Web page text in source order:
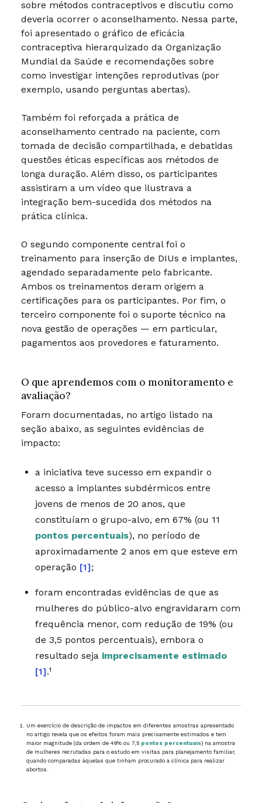
sobre métodos contraceptivos e discutiu como
deveria ocorrer o aconselhamento. Nessa parte,
foi apresentado o gráfico de eficácia
contraceptiva hierarquizado da Organização
Mundial da Saúde e recomendações sobre
como investigar intenções reprodutivas (por
exemplo, usando perguntas abertas).
Também foi reforçada a prática de
aconselhamento centrado na paciente, com
tomada de decisão compartilhada, e debatidas
questões éticas específicas aos métodos de
longa duração. Além disso, os participantes
assistiram a um vídeo que ilustrava a
integração bem-sucedida dos métodos na
prática clínica.
O segundo componente central foi o
treinamento para inserção de DIUs e implantes,
agendado separadamente pelo fabricante.
Ambos os treinamentos deram origem a
certificações para os participantes. Por fim, o
terceiro componente foi o suporte técnico na
nova gestão de operações — em particular,
pagamentos aos provedores e faturamento.
O que aprendemos com o monitoramento e
avaliação?
Foram documentadas, no artigo listado na
seção abaixo, as seguintes evidências de
impacto:
a iniciativa teve sucesso em expandir o
acesso a implantes subdérmicos entre
jovens de menos de 20 anos, que
constituíam o grupo-alvo, em 67% (ou 11
pontos percentuais), no período de
aproximadamente 2 anos em que esteve em
operação [1];
foram encontradas evidências de que as
mulheres do público-alvo engravidaram com
frequência menor, com redução de 19% (ou
de 3,5 pontos percentuais), embora o
resultado seja imprecisamente estimado
[1].¹
Um exercício de descrição de impactos em diferentes amostras apresentado
no artigo revela que os efeitos foram mais precisamente estimados e tem
maior magnitude (da ordem de 49% ou 7,5 pontos percentuais) na amostra
de mulheres recrutadas para o estudo em visitas para planejamento familiar,
quando comparadas àquelas que tinham procurado a clínica para realizar
abortos.